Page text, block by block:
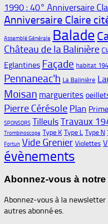
1990 : 40° Anniversaire
Anniversaire Claire
Assemblé Générale Balade
Château de la Balinière
Eglantines Façade habitat
Pennaneac'h La Balinière
Moisan marguerites
Pierre Cérésole Plan
SPONSORS TilleulsTravaux
Trombinoscope Type K Type L Type N
Fortun Vide Grenier Violettes
évènements
Abonnez-vous à
Abonnez-vous à la
autres abonné·es.